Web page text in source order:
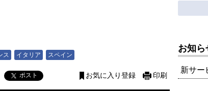
ス イタリア スペイン
ポスト お気に入り登録 印刷
お知ら
新サー